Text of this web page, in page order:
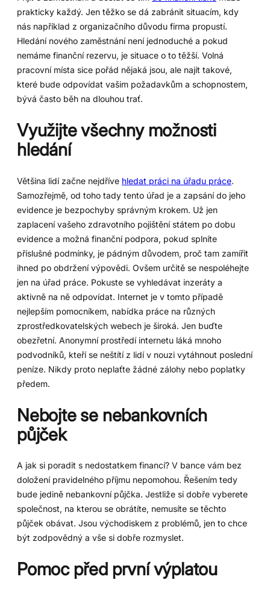
prakticky každý. Jen těžko se dá zabránit situacím, kdy
nás například z organizačního důvodu firma propustí.
Hledání nového zaměstnání není jednoduché a pokud
nemáme finanční rezervu, je situace o to těžší. Volná
pracovní místa sice pořád nějaká jsou, ale najít takové,
které bude odpovídat vašim požadavkům a schopnostem,
bývá často běh na dlouhou trať.
Využijte všechny možnosti
hledání
Většina lidí začne nejdříve hledat práci na úřadu práce.
Samozřejmě, od toho tady tento úřad je a zapsání do jeho
evidence je bezpochyby správným krokem. Už jen
zaplacení vašeho zdravotního pojištění státem po dobu
evidence a možná finanční podpora, pokud splníte
příslušné podmínky, je pádným důvodem, proč tam zamířit
ihned po obdržení výpovědi. Ovšem určitě se nespoléhejte
jen na úřad práce. Pokuste se vyhledávat inzeráty a
aktivně na ně odpovídat. Internet je v tomto případě
nejlepším pomocníkem, nabídka práce na různých
zprostředkovatelských webech je široká. Jen buďte
obezřetní. Anonymní prostředí internetu láká mnoho
podvodníků, kteří se neštítí z lidí v nouzi vytáhnout poslední
peníze. Nikdy proto neplaťte žádné zálohy nebo poplatky
předem.
Nebojte se nebankovních
půjček
A jak si poradit s nedostatkem financí? V bance vám bez
doložení pravidelného příjmu nepomohou. Řešením tedy
bude jedině nebankovní půjčka. Jestliže si dobře vyberete
společnost, na kterou se obrátíte, nemusíte se těchto
půjček obávat. Jsou východiskem z problémů, jen to chce
být zodpovědný a vše si dobře rozmyslet.
Pomoc před první výplatou